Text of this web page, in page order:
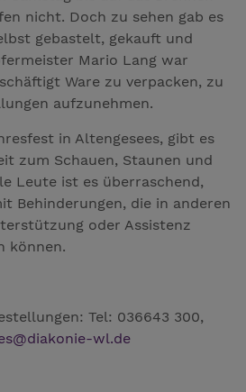
nicht. Doch zu sehen gab es
gebastelt, gekauft und
Mario Lang war
Ware zu verpacken, zu
aufzunehmen.
in Altengesees, gibt es
zum Schauen, Staunen und
Leute ist es überraschend,
Behinderungen, die in anderen
oder Assistenz
können.
Tel: 036643 300,
@diakonie-wl.de